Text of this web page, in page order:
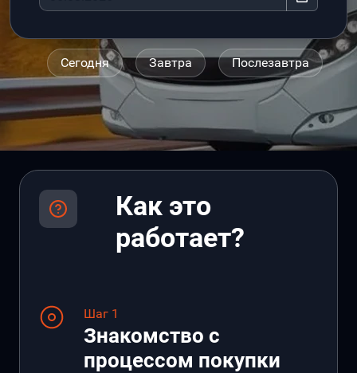
Сегодня Завтра Послезавтра
Как это
работает?
Шаг 1
Знакомство с
процессом покупки